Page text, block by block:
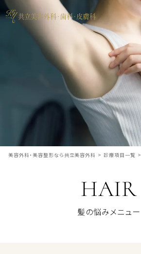
美容外科・美容整形なら共立美容外科 > 診療項目一覧 >
HAIR
髪の悩みメニュー